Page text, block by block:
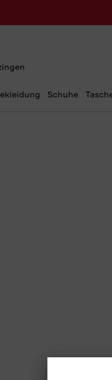
Schuhe